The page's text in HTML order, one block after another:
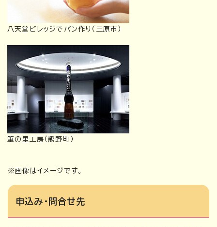
八天堂ビレッジでパン作り（三原市）
筆の里工房（熊野町）
※画像はイメージです。
申込み・問合せ先